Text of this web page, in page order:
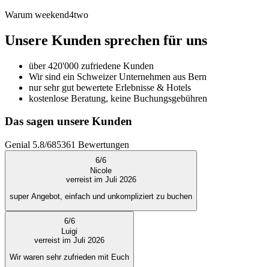
Warum weekend4two
Unsere Kunden sprechen für uns
über 420'000 zufriedene Kunden
Wir sind ein Schweizer Unternehmen aus Bern
nur sehr gut bewertete Erlebnisse & Hotels
kostenlose Beratung, keine Buchungsgebühren
Das sagen unsere Kunden
Genial 5.8/685361 Bewertungen
6/6
Nicole
verreist im Juli 2026
super Angebot, einfach und unkompliziert zu buchen
6/6
Luigi
verreist im Juli 2026
Wir waren sehr zufrieden mit Euch